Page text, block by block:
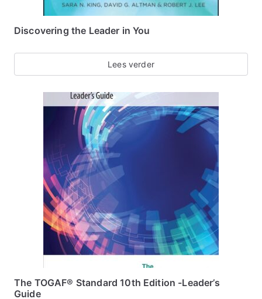
Discovering the Leader in You
Lees verder
The TOGAF® Standard 10th Edition -Leader’s
Guide